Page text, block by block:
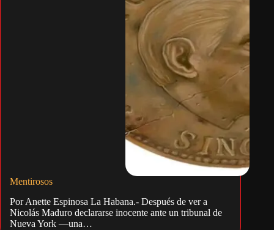
Mentirosos
Por Anette Espinosa La Habana.- Después de ver a
Nicolás Maduro declararse inocente ante un tribunal de
Nueva York —una…